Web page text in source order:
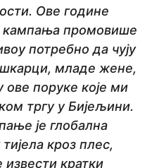
Ове године
кампања промовише
потребно да чују
младе жене,
поруке које ми
тргу у Бијељини.
је глобална
кроз плес,
кратки